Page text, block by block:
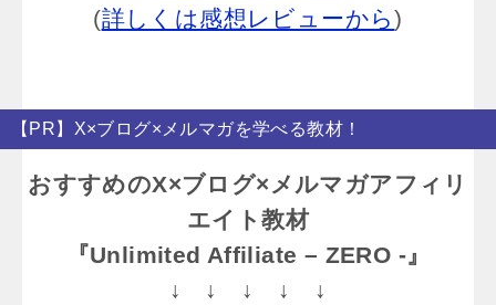
(詳しくは感想レビューから)
【PR】X×ブログ×メルマガを学べる教材！
おすすめのX×ブログ×メルマガアフィリ
エイト教材
『Unlimited Affiliate – ZERO -』
↓ ↓ ↓ ↓ ↓